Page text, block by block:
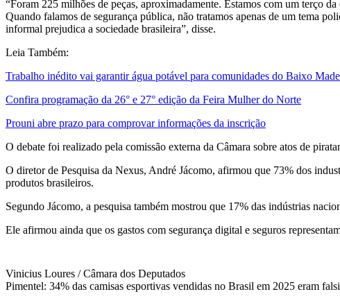
“Foram 225 milhões de peças, aproximadamente. Estamos com um terço
Quando falamos de segurança pública, não tratamos apenas de um tema
informal prejudica a sociedade brasileira”, disse.
Leia Também:
Trabalho inédito vai garantir água potável para comunidades do Baixo
Confira programação da 26° e 27° edição da Feira Mulher do Norte
Prouni abre prazo para comprovar informações da inscrição
O debate foi realizado pela comissão externa da Câmara sobre atos de
O diretor de Pesquisa da Nexus, André Jácomo, afirmou que 73% dos
produtos brasileiros.
Segundo Jácomo, a pesquisa também mostrou que 17% das indústrias
Ele afirmou ainda que os gastos com segurança digital e seguros
Vinicius Loures / Câmara dos Deputados
Pimentel: 34% das camisas esportivas vendidas no Brasil em 2025 eram